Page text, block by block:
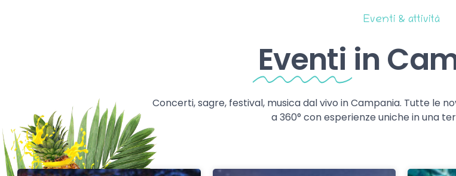
Eventi & attività
Eventi in
Concerti, sagre, festival, musica dal vivo in Campania. Tutte le
a 360° con esperienze uniche in una